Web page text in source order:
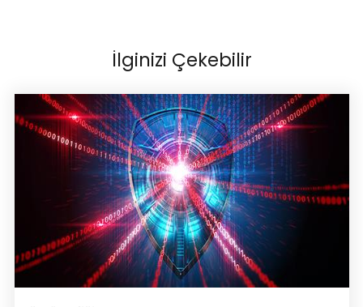
İlginizi Çekebilir